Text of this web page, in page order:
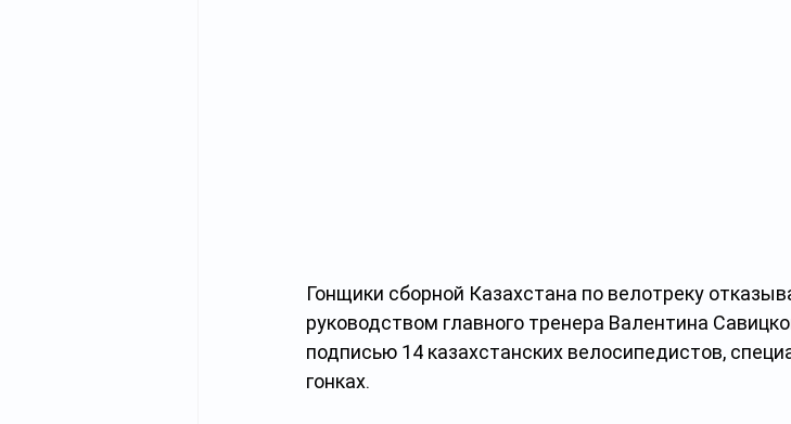
Гонщики сборной Казахстана по велотреку
руководством главного тренера Валентина
подписью 14 казахстанских велосипедистов,
гонках.